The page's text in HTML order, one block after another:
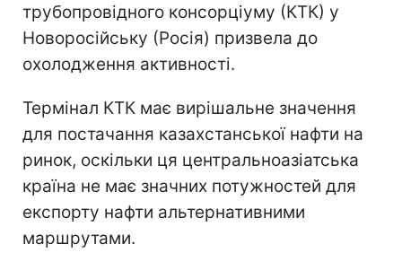
трубопровідного консорціуму (КТК) у
Новоросійську (Росія) призвела до
охолодження активності.
Термінал КТК має вирішальне значення
для постачання казахстанської нафти на
ринок, оскільки ця центральноазіатська
країна не має значних потужностей для
експорту нафти альтернативними
маршрутами.